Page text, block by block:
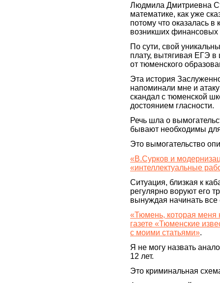
Людмила Дмитриевна
математике, как уже
потому что оказалась
возникших
По сути, свой
плату, вытягивая ЕГЭ
от тюменского
Эта история
напоминали мне и
скандал с тюменской
достоянием гласности.
Речь шла о
бывают необходимы
Это вымогательство
«В.Сурков и
«интеллектуальные
Ситуация, близкая к
регулярно воруют его
вынуждая начинать все
«Тюмень, которая меня
газете «Тюменские
c моими статьями».
Я не могу назвать
12 лет.
Это криминальная